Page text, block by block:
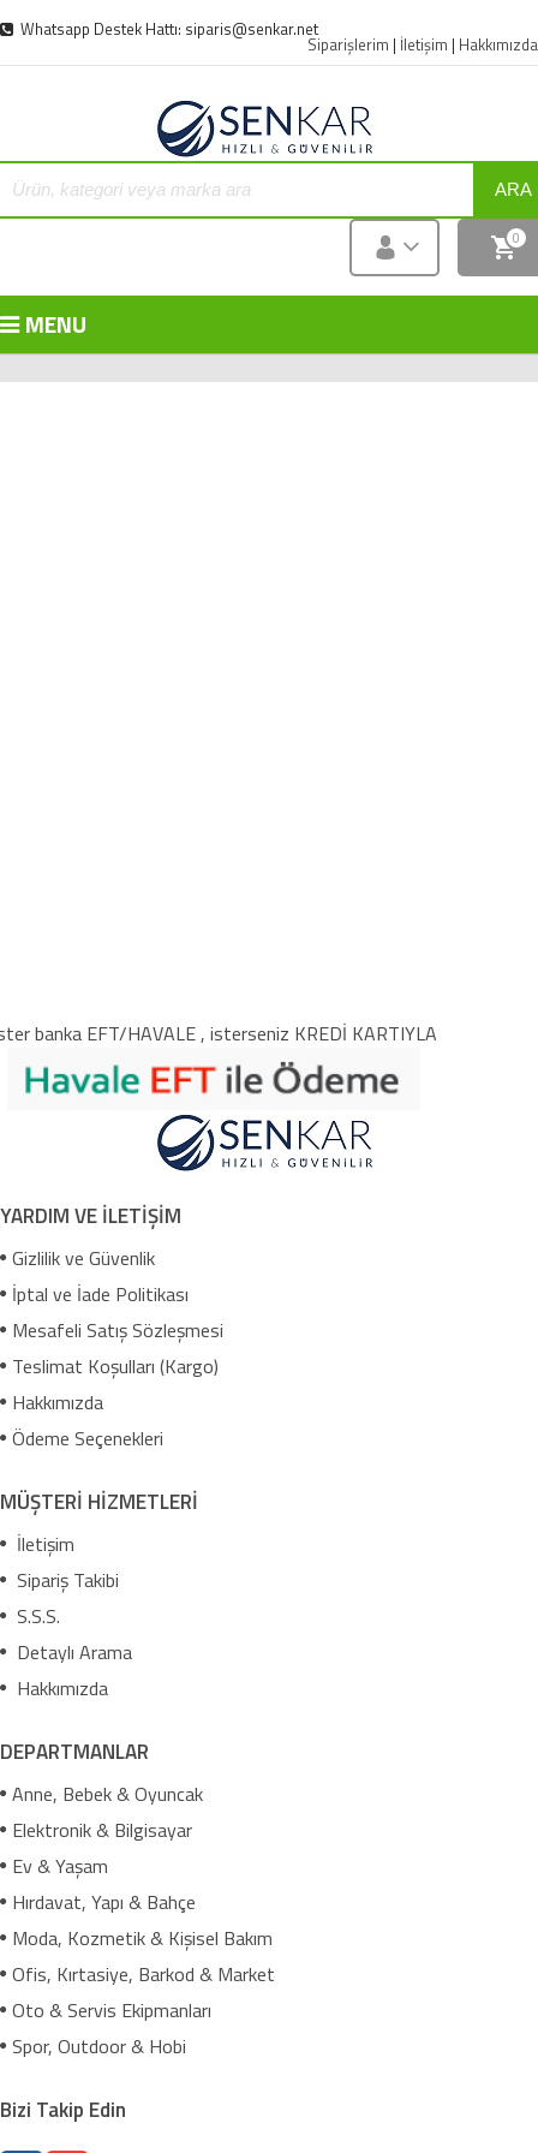
Whatsapp Destek Hattı: siparis@senkar.net
Siparişlerim | İletişim | Hakkımızda
ARA
0
MENU
banka EFT/HAVALE , isterseniz KREDİ KARTIYLA
YARDIM VE İLETİŞİM
Gizlilik ve Güvenlik
İptal ve İade Politikası
Mesafeli Satış Sözleşmesi
Teslimat Koşulları (Kargo)
Hakkımızda
Ödeme Seçenekleri
MÜŞTERİ HİZMETLERİ
İletişim
Sipariş Takibi
S.S.S.
Detaylı Arama
Hakkımızda
DEPARTMANLAR
Anne, Bebek & Oyuncak
Elektronik & Bilgisayar
Ev & Yaşam
Hırdavat, Yapı & Bahçe
Moda, Kozmetik & Kişisel Bakım
Ofis, Kırtasiye, Barkod & Market
Oto & Servis Ekipmanları
Spor, Outdoor & Hobi
Bizi Takip Edin